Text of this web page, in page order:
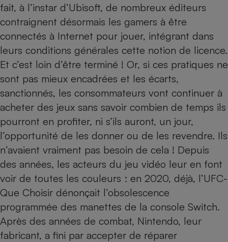
fait, à l’instar d’Ubisoft, de nombreux éditeurs
contraignent désormais les gamers à être
connectés à Internet pour jouer, intégrant dans
leurs conditions générales cette notion de licence.
Et c’est loin d’être terminé ! Or, si ces pratiques ne
sont pas mieux encadrées et les écarts,
sanctionnés, les consommateurs vont continuer à
acheter des jeux sans savoir combien de temps ils
pourront en profiter, ni s’ils auront, un jour,
l’opportunité de les donner ou de les revendre. Ils
n’avaient vraiment pas besoin de cela ! Depuis
des années, les acteurs du jeu vidéo leur en font
voir de toutes les couleurs : en 2020, déjà, l’UFC-
Que Choisir dénonçait l’obsolescence
programmée des manettes de la console Switch.
Après des années de combat, Nintendo, leur
fabricant, a fini par accepter de réparer